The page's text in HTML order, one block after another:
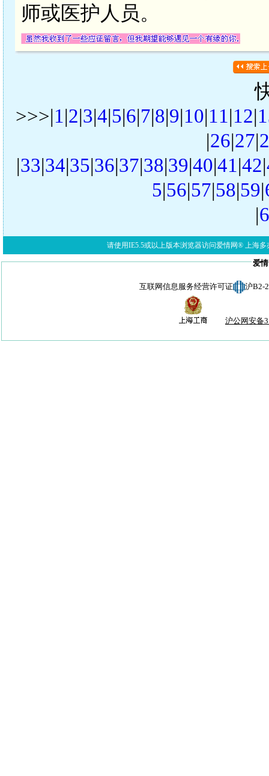
师或医护人员。
>>>|1|2|3|4|5|6|7|8|9|10|11|12|
|26|27|
|33|34|35|36|37|38|39|40|41|42|
5|56|57|58|59|
|
请使用IE5.5或以上版本浏览器访问爱情网® 上海多
爱
互联网信息服务经营许可证 沪B2-
沪公网安备